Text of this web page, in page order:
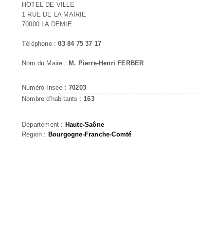
HOTEL DE VILLE
1 RUE DE LA MAIRIE
70000 LA DEMIE
Téléphone :03 84 75 37 17
Nom du Maire : M. Pierre-Henri FERBER
Numéro Insee : 70203
Nombre d'habitants : 163
Département : Haute-Saône
Région : Bourgogne-Franche-Comté